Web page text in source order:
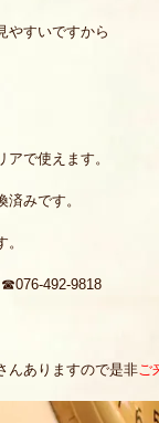
やすいですから
で使えます。
みです。
492-9818
んありますので是非 ご